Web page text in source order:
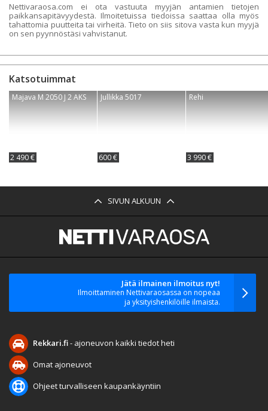
Nettivaraosa.com ei ota vastuuta myyjän antamien tietojen
paikkansapitävyydestä. Ilmoitetuissa tiedoissa saattaa olla myös
tahattomia puutteita tai virheitä. Tieto on siis sitova vasta kun myyjä
on sen pyynnöstäsi vahvistanut.
Katsotuimmat
Majava M 2050 J 2 AKS
2 490 €
Jullikka 5017
600 €
Rehi
3 990 €
SIVUN ALKUUN
Jätä ilmainen ilmoitus nyt!
Ilmoittaminen Nettivaraosassa on nopeaa
ja yksityishenkilöille ilmaista.
Rekkari.fi- ajoneuvon kaikki tiedot heti
Omat ajoneuvot
Ohjeet turvalliseen kaupankäyntiin